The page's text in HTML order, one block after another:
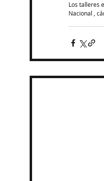
Los talleres
Nacional ,